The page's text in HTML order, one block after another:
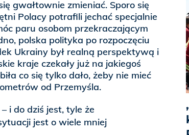
gwałtownie zmieniać. Sporo się
Polacy potrafili jechać specjalnie
paru osobom przekraczającym
polska polityka po rozpoczęciu
Ukrainy był realną perspektywą i
kraje czekały już na jakiegoś
co się tylko dało, żeby nie mieć
od Przemyśla.
i do dziś jest, tyle że
jest o wiele mniej